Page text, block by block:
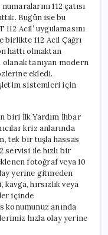
112 çatısı
Bugün ise bu
Acil’ uygulamasını
birlikte 112 Acil Çağrı
hattı olmaktan
olanak tanıyan modern
ekledi.
sistemleri için
biri İlk Yardım İhbar
kriz anlarında
tek bir tuşla hassas
servisi ile hızlı bir
fotoğraf veya 10
yerine gitmeden
hırsızlık veya
içinde
konumunuz anında
hızla olay yerine